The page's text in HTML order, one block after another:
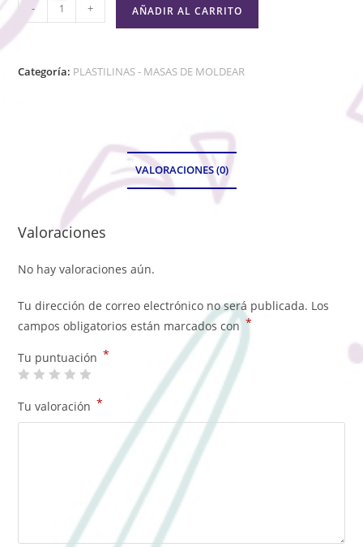
- + AÑADIR AL CARRITO
Categoría: PLASTILINAS - MASAS DE MOLDEAR
VALORACIONES (0)
Valoraciones
No hay valoraciones aún.
Tu dirección de correo electrónico no será publicada. Los
campos obligatorios están marcados con *
Tu puntuación *
Tu valoración *